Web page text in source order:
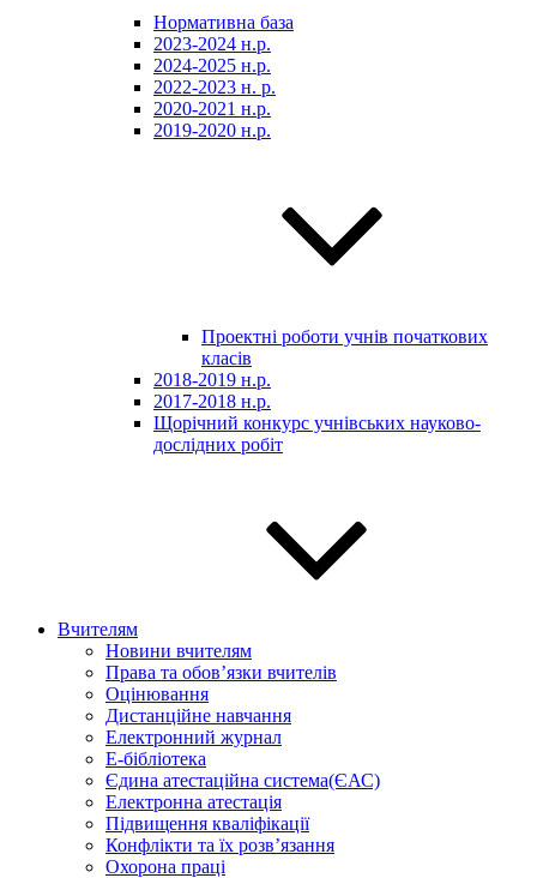
Нормативна база
2023-2024 н.р.
2024-2025 н.р.
2022-2023 н. р.
2020-2021 н.р.
2019-2020 н.р.
Проектні роботи учнів початкових
класів
2018-2019 н.р.
2017-2018 н.р.
Щорічний конкурс учнівських науково-
дослідних робіт
Вчителям
Новини вчителям
Права та обов’язки вчителів
Оцінювання
Дистанційне навчання
Електронний журнал
E-бібліотека
Єдина атестаційна система(ЄАС)
Електронна атестація
Підвищення кваліфікації
Конфлікти та їх розв’язання
Охорона праці